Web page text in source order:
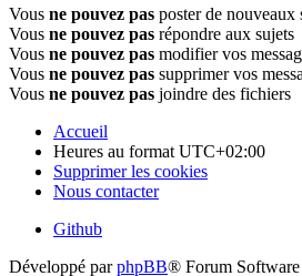
Vous ne pouvez pas poster de nouveaux
Vous ne pouvez pas répondre aux sujets
Vous ne pouvez pas modifier vos
Vous ne pouvez pas supprimer vos
Vous ne pouvez pas joindre des fichiers
Accueil
Heures au format UTC+02:00
Supprimer les cookies
Nous contacter
Github
Développé parphpBB® Forum